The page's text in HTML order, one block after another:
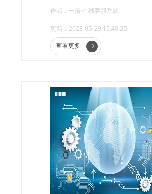
点，为各类企业提供了大量方便，因
众多用户的追捧。
作者：一洽·在线客服系统
更新：2023-05-29 15:40:25
查看更多